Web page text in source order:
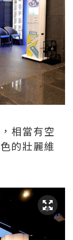
相當有空
的壯麗維